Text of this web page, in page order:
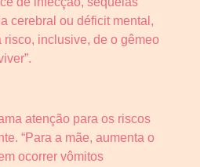
cerebral ou déficit mental,
inclusive, de o gêmeo
atenção para os riscos
“Para a mãe, aumenta o
ocorrer vômitos